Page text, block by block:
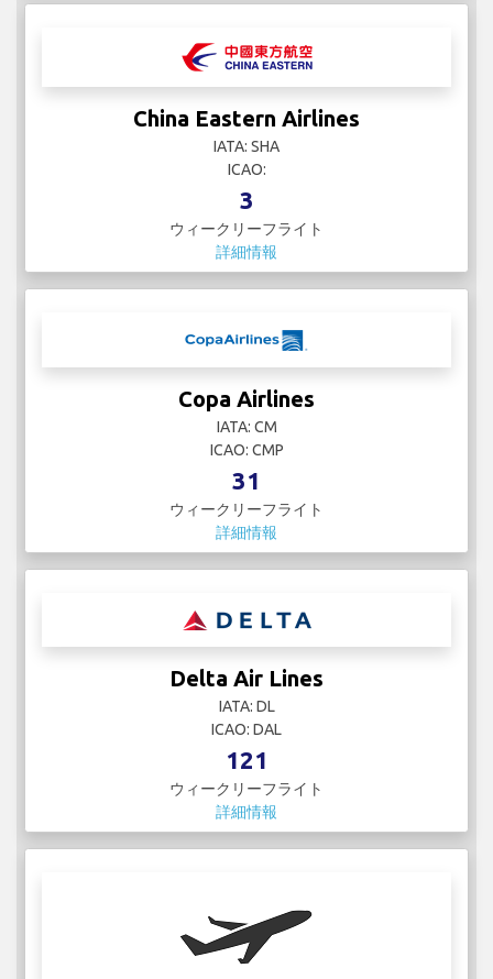
China Eastern Airlines
IATA: SHA
ICAO:
3
ウィークリーフライト
詳細情報
Copa Airlines
IATA: CM
ICAO: CMP
31
ウィークリーフライト
詳細情報
Delta Air Lines
IATA: DL
ICAO: DAL
121
ウィークリーフライト
詳細情報